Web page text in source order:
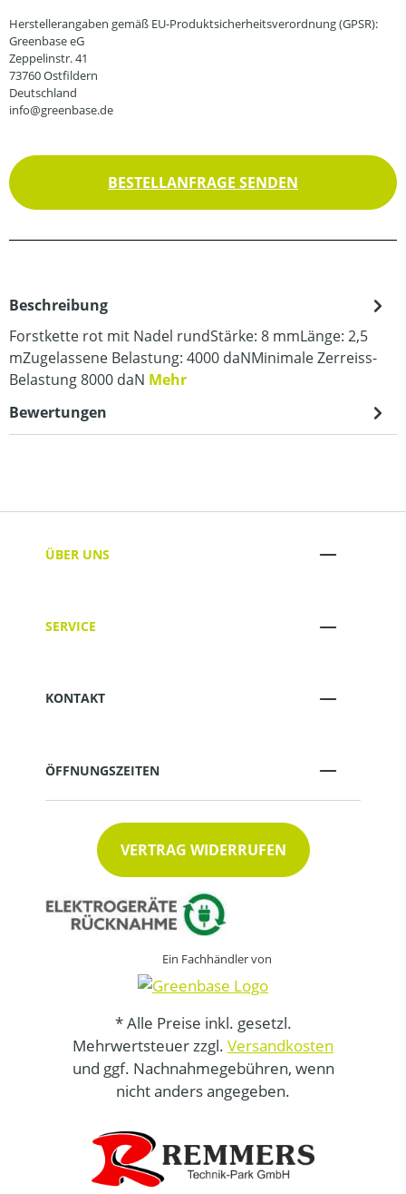
Herstellerangaben gemäß EU-Produktsicherheitsverordnung (GPSR):
Greenbase eG
Zeppelinstr. 41
73760 Ostfildern
Deutschland
info@greenbase.de
BESTELLANFRAGE SENDEN
Beschreibung
Forstkette rot mit Nadel rundStärke: 8 mmLänge: 2,5
mZugelassene Belastung: 4000 daNMinimale Zerreiss-
Belastung 8000 daN Mehr
Bewertungen
ÜBER UNS
SERVICE
KONTAKT
ÖFFNUNGSZEITEN
VERTRAG WIDERRUFEN
Ein Fachhändler von
* Alle Preise inkl. gesetzl.
Mehrwertsteuer zzgl. Versandkosten
und ggf. Nachnahmegebühren, wenn
nicht anders angegeben.